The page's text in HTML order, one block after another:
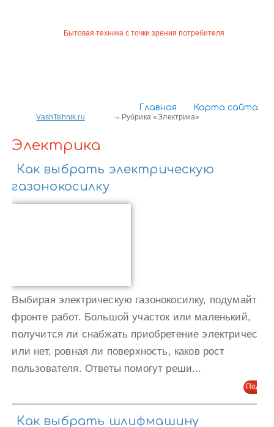
Главная Карта сайта
Бытовая техника с точки зрения потребителя
VashTehnik.ru Рубрика «Электрика»
Электрика
Как выбрать электрическую
газонокосилку
Выбирая электрическую газонокосилку, подумайте о
фронте работ. Большой участок или маленький,
получится ли снабжать приобретение
или нет, ровная ли поверхность, каков рост
пользователя. Ответы помогут реши...
Как выбрать шлифмашину